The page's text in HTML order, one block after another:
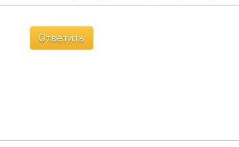
Ответить